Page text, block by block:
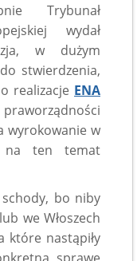
Trybunał
wydał
w dużym
stwierdzenia,
realizacje ENA
wyrokowanie w
na ten temat
bo niby
we Włoszech
które nastąpiły